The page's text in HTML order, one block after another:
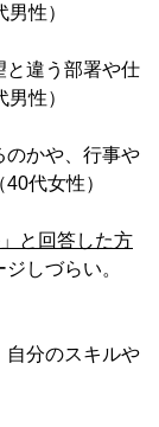
性）
と違う部署や仕
性）
のかや、行事や
代女性）
と回答した方
しづらい。
自分のスキルや